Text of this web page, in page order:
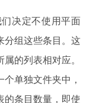
决定不使用平面
分组这些条目。这
的列表相对应。
单独文件夹中，
的条目数量，即使